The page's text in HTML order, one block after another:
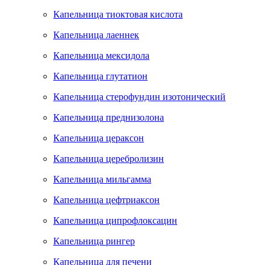
Капельница тиоктовая кислота
Капельница лаеннек
Капельница мексидола
Капельница глутатион
Капельница стерофундин изотонический
Капельница преднизолона
Капельница цераксон
Капельница церебролизин
Капельница мильгамма
Капельница цефтриаксон
Капельница ципрофлоксацин
Капельница рингер
Капельница для печени